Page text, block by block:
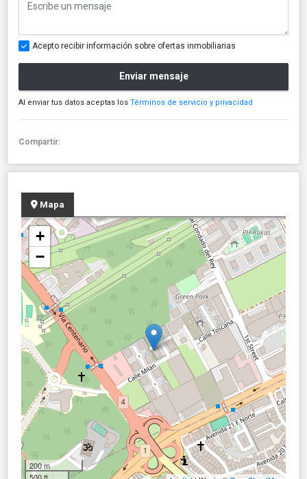
Acepto recibir información sobre ofertas inmobiliarias
Enviar mensaje
Al enviar tus datos aceptas los Términos de servicio y privacidad
Compartir:
Mapa
+
−
200 m
500 ft